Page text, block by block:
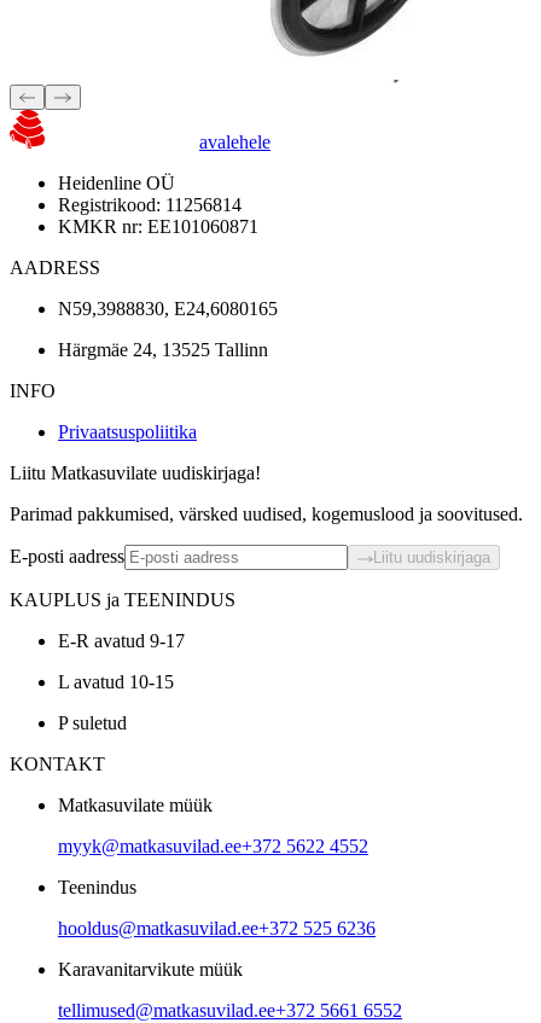
avalehele
Heidenline OÜ
Registrikood: 11256814
KMKR nr: EE101060871
AADRESS
N59,3988830, E24,6080165
Härgmäe 24, 13525 Tallinn
INFO
Privaatsuspoliitika
Liitu Matkasuvilate uudiskirjaga!
Parimad pakkumised, värsked uudised, kogemuslood ja soovitused.
E-posti aadress Liitu uudiskirjaga
KAUPLUS ja TEENINDUS
E-R avatud 9-17
L avatud 10-15
P suletud
KONTAKT
Matkasuvilate müük
myyk@matkasuvilad.ee+372 5622 4552
Teenindus
hooldus@matkasuvilad.ee+372 525 6236
Karavanitarvikute müük
tellimused@matkasuvilad.ee+372 5661 6552